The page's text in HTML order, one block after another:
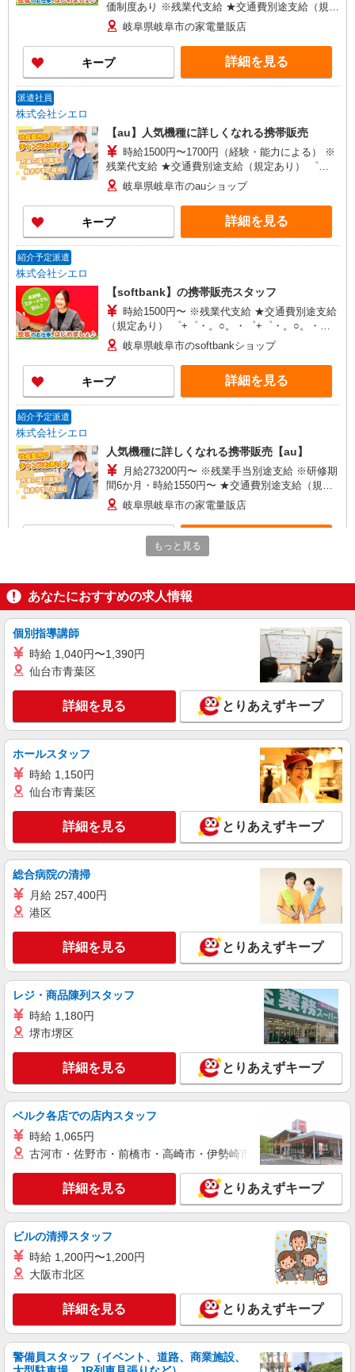
価制度あり ※残業代支給 ★交通費別途支給（規定
あり） ゜+゜・。○。・゜+゜・。○。・゜+゜ 入
社祝い金10万円支給(規定有) お友達を紹介頂くと,
インセンティブ支給(規定有) ★月2回払い・週払い
可能（規程有）★ ゜・。○。・゜+゜・。○。・゜
+゜
岐阜県岐阜市の家電量販店
キープ 詳細を見る
派遣社員
株式会社シエロ
【au】人気機種に詳しくなれる携帯販売
時給1500円〜1700円（経験・能力による） ※
残業代支給 ★交通費別途支給（規定あり） ゜
+゜・。○。・゜+゜・。○。・゜+゜ 入社祝い金10
万円支給(規定有) お友達を紹介頂くと, インセンテ
ィブ支給(規定有) ★月2回払い・週払い可能（規程
有）★ ゜・。○。・゜+゜・。○。・゜+゜
岐阜県岐阜市のauショップ
キープ 詳細を見る
紹介予定派遣
株式会社シエロ
【softbank】の携帯販売スタッフ
時給1500円〜 ※残業代支給 ★交通費別途支給
（規定あり） ゜+゜・。○。・゜+゜・。○。・゜
+゜ 入社祝い金10万円支給(規定有) お友達を紹介
頂くと, インセンティブ支給(規定有) ★月2回払
い・週払い可能（規程有）★ ゜・。○。・゜
+゜・。○。・゜+゜
岐阜県岐阜市のsoftbankショップ
キープ 詳細を見る
紹介予定派遣
株式会社シエロ
人気機種に詳しくなれる携帯販売【au】
月給273200円〜 ※残業手当別途支給 ※研修期
間6か月・時給1550円〜 ★交通費別途支給（規定
あり） ゜+゜・。○。・゜+゜・。○。・゜+゜ 入
社祝い金10万円支給(規定有) お友達を紹介頂くと,
インセンティブ支給(規定有) ゜・。○。・゜
+゜・。○。・゜+゜
岐阜県岐阜市の家電量販店
株式会社シエロ
【au】の携帯販売スタッフ
時給1500円〜1800円（経験・能力による） ※
残業代支給 ★交通費別途支給（規定あり） ゜
+゜・。○。・゜+゜・。○。・゜+゜ 入社祝い金10
ィブ支給(規定有) ★月2回払い・週払い可能（規程
有）★ ゜・。○。・゜+゜・。○。・゜+゜
キープ 詳細を見る
株式会社シエロ
携帯販売スタッフ【Y!mobile】
時給1600円〜 ※別途インセンティブ、職能評
価制度あり ※残業代支給 ★交通費別途支給（規定
あり） ゜+゜・。○。・゜+゜・。○。・゜+゜ 入
社祝い金10万円支給(規定有) お友達を紹介頂くと,
インセンティブ支給(規定有) ★月2回払い・週払い
可能（規程有）★ ゜・。○。・゜+゜・。○。・゜
岐阜県岐阜市の家電量販店
キープ 詳細を見る
派遣社員
株式会社シエロ
【au】人気機種に詳しくなれる携帯販売
時給1400〜1600円（経験・能力による） ※残
業代支給 ★交通費別途支給（規定あり） ゜
+゜・。○。・゜+゜・。○。・゜+゜ 入社祝い金10
万円支給(規定有) お友達を紹介頂くと, インセンテ
有）★ ゜・。○。・゜+゜・。○。・゜+゜
岐阜県岐阜市の携帯ショップ
キープ 詳細を見る
紹介予定派遣
株式会社シエロ
人気機種に詳しくなれる携帯販売
【softbank】
時給1600円〜 ※別途インセンティブ、職能評
価制度あり ※残業代支給 ★交通費別途支給（規定
あり） ゜+゜・。○。・゜+゜・。○。・゜+゜ 入
インセンティブ支給(規定有) ★月2回払い・週払い
可能（規程有）★ ゜・。○。・゜+゜・。○。・゜
+゜
岐阜県岐阜市の家電量販店
キープ 詳細を見る
紹介予定派遣
株式会社シエロ
【ワイモバイル】の店舗スタッフ
月給207900円〜260200円（経験・能力によ
る） 資格手当（1〜6万円）賞与年2回（6月・12
月・実績最高5.4カ月分） 未経験から入社半年で
年収400万円以上への昇給実績あり ※残業代支給
★交通費別途支給（規定あり） ゜+゜・。○。・゜
+゜・。○。・゜+゜ 入社祝い金10万円支給(規定
有) お友達を紹介頂くと, インセンティブ支給(規定
岐阜県岐阜市のY!mobileショップ
キープ 詳細を見る
もっと見る
あなたにおすすめの求人情報
個別指導講師
時給 1,040円〜1,390円
仙台市青葉区
詳細を見る とりあえずキープ
ホールスタッフ
時給 1,150円
仙台市青葉区
詳細を見る とりあえずキープ
総合病院の清掃
月給 257,400円
港区
詳細を見る とりあえずキープ
レジ・商品陳列スタッフ
時給 1,180円
堺市堺区
詳細を見る とりあえずキープ
ベルク各店での店内スタッフ
時給 1,065円
古河市・佐野市・前橋市・高崎市・伊勢崎市・太田市・館林市
詳細を見る とりあえずキープ
ビルの清掃スタッフ
時給 1,200円〜1,200円
大阪市北区
詳細を見る とりあえずキープ
警備員スタッフ（イベント、道路、商業施設、